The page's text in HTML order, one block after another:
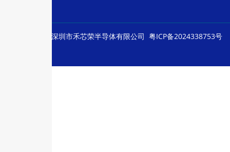
深圳市禾芯荣半导体有限公司 粤ICP备2024338753号